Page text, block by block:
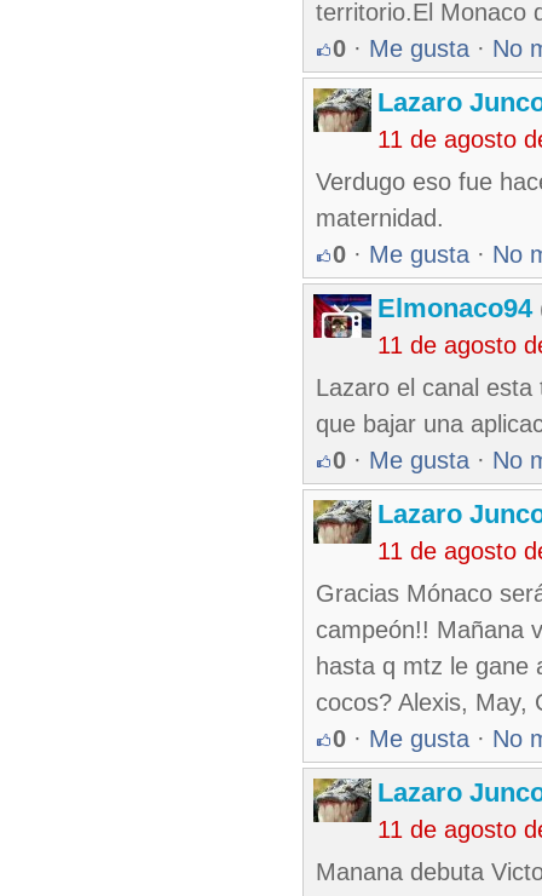
territorio.El Monaco
0 · Me gusta · No
Lazaro
11 de agosto
Verdugo eso fue
maternidad.
0 · Me gusta · No
Elmonaco94
11 de agosto
Lazaro el canal
que bajar una
0 · Me gusta · No
Lazaro
11 de agosto
Gracias Mónaco
campeón!! Mañana
hasta q mtz le gane
cocos? Alexis, May,
0 · Me gusta · No
Lazaro
11 de agosto
Manana debuta